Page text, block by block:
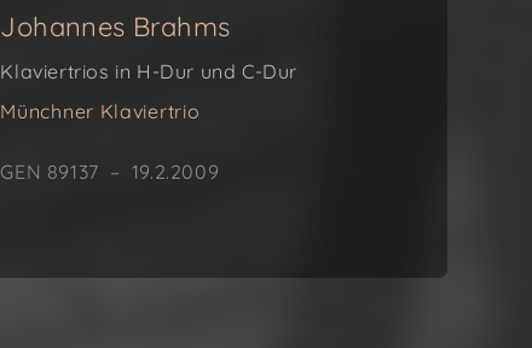
Johannes Brahms
Klaviertrios in H-Dur und C-Dur
Münchner Klaviertrio
GEN 89137 – 19.2.2009